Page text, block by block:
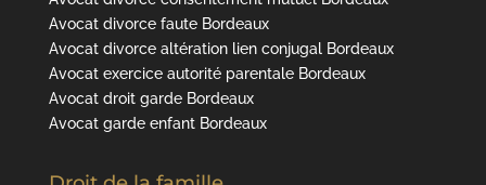
Avocat divorce faute Bordeaux
Avocat divorce altération lien conjugal Bordeaux
Avocat exercice autorité parentale Bordeaux
Avocat droit garde Bordeaux
Avocat garde enfant Bordeaux